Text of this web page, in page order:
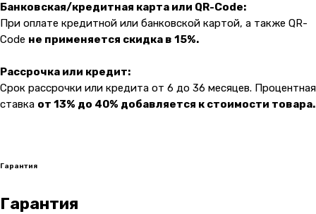
Банковская/кредитная карта или QR-Code:
При оплате кредитной или банковской картой, а также QR-
Code не применяется скидка в 15%.
Рассрочка или кредит:
Срок рассрочки или кредита от 6 до 36 месяцев. Процентная
ставка от 13% до 40% добавляется к стоимости товара.
Гарантия
Гарантия
Разработка: youx.agency